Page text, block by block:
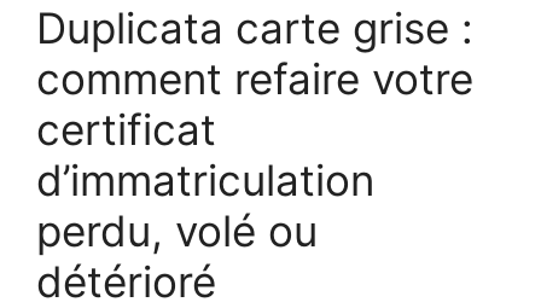
Duplicata carte grise :
comment refaire votre
certificat
d’immatriculation
perdu, volé ou
détérioré